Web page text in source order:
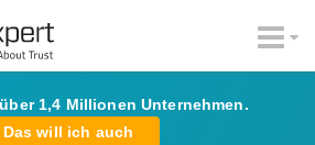
1,4 Millionen Unternehmen.
Das will ich auch